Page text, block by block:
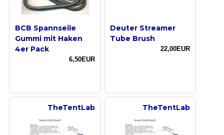
BCB Spannseile
Gummi mit Haken
4er Pack
6,50EUR
Deuter Streamer
Tube Brush
22,00EUR
TheTentLab TheTentLab